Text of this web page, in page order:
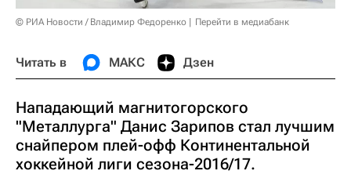
© РИА Новости / Владимир Федоренко Перейти в медиабанк
Читать в МАКС Дзен
Нападающий магнитогорского
"Металлурга" Данис Зарипов стал лучшим
снайпером плей-офф Континентальной
хоккейной лиги сезона-2016/17.